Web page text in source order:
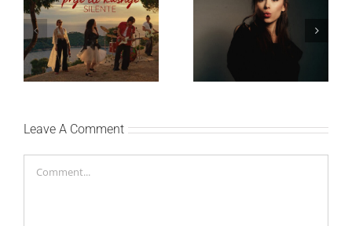
Silente objavio novi
singl “Prije ili kasnije”
Ariana Grande objavila
osmi studijski album
Leave A Comment